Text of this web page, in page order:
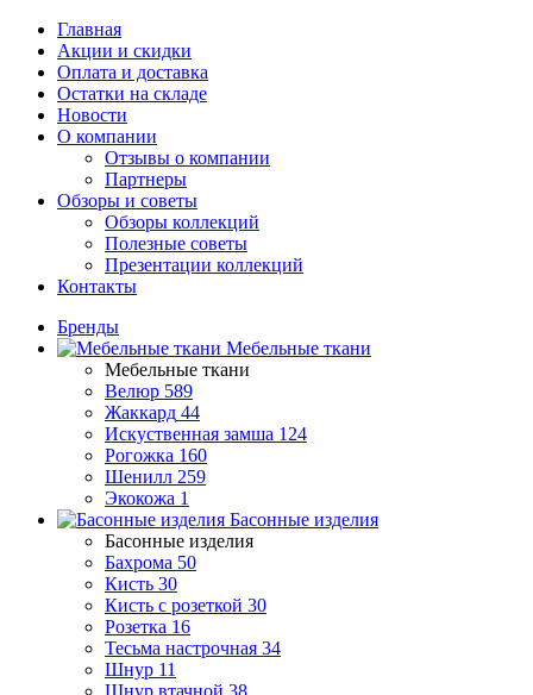
Главная
Акции и скидки
Оплата и доставка
Остатки на складе
Новости
О компании
Отзывы о компании
Партнеры
Обзоры и советы
Обзоры коллекций
Полезные советы
Презентации коллекций
Контакты
Бренды
Мебельные ткани
Мебельные ткани
Велюр 589
Жаккард 44
Искуственная замша 124
Рогожка 160
Шенилл 259
Экокожа 1
Басонные изделия
Басонные изделия
Бахрома 50
Кисть 30
Кисть с розеткой 30
Розетка 16
Тесьма настрочная 34
Шнур 11
Шнур втачной 38